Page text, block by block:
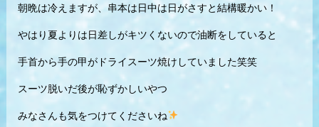
朝晩は冷えますが、串本は日中は日がさすと結構暖かい！
やはり夏よりは日差しがキツくないので油断をしていると
手首から手の甲がドライスーツ焼けしていました笑笑
スーツ脱いだ後が恥ずかしいやつ
みなさんも気をつけてくださいね